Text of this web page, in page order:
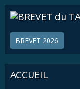
BREVET 2026
ACCUEIL